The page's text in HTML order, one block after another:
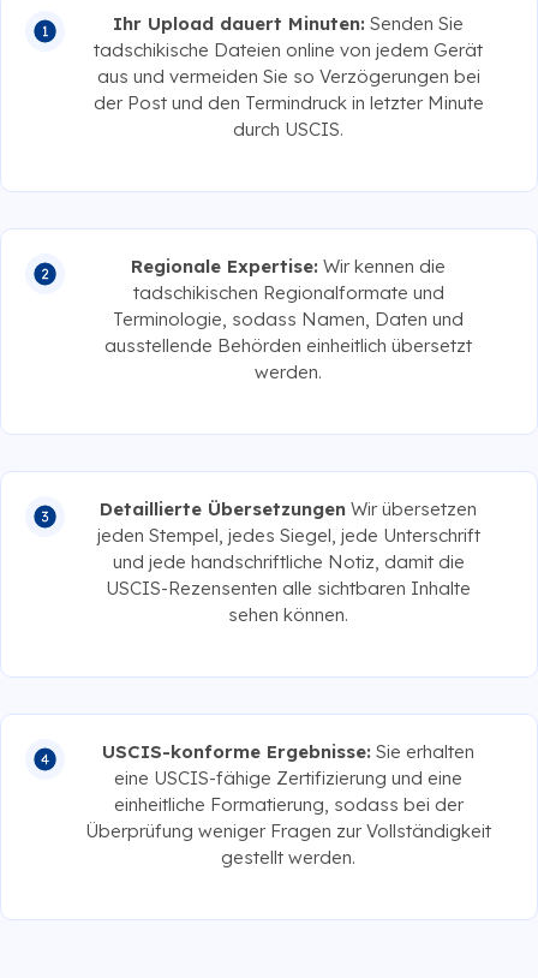
Ihr Upload dauert Minuten: Senden Sie
tadschikische Dateien online von jedem Gerät
aus und vermeiden Sie so Verzögerungen bei
der Post und den Termindruck in letzter Minute
durch USCIS.
Regionale Expertise: Wir kennen die
tadschikischen Regionalformate und
Terminologie, sodass Namen, Daten und
ausstellende Behörden einheitlich übersetzt
werden.
Detaillierte Übersetzungen Wir übersetzen
jeden Stempel, jedes Siegel, jede Unterschrift
und jede handschriftliche Notiz, damit die
USCIS-Rezensenten alle sichtbaren Inhalte
sehen können.
USCIS-konforme Ergebnisse: Sie erhalten
eine USCIS-fähige Zertifizierung und eine
einheitliche Formatierung, sodass bei der
Überprüfung weniger Fragen zur Vollständigkeit
gestellt werden.